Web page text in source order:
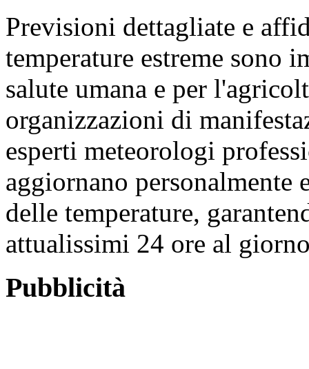
Previsioni dettagliate e
temperature estreme sono
salute umana e per
organizzazioni di
esperti meteorologi
aggiornano
delle temperature,
attualissimi 24 ore al
Pubblicità